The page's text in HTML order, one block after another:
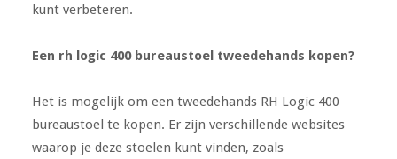
kunt verbeteren.
Een rh logic 400 bureaustoel tweedehands kopen?
Het is mogelijk om een tweedehands RH Logic 400
bureaustoel te kopen. Er zijn verschillende websites
waarop je deze stoelen kunt vinden, zoals